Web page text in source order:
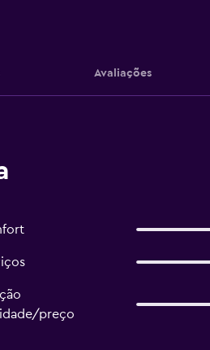
Avaliações
preço